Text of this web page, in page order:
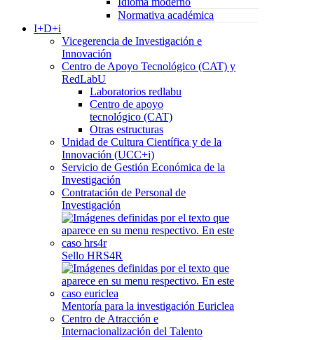
Normativa académica
I+D+i
Vicegerencia de Investigación e
Innovación
Centro de Apoyo Tecnológico (CAT) y
RedLabU
Laboratorios redlabu
Centro de apoyo
tecnológico (CAT)
Otras estructuras
Unidad de Cultura Científica y de la
Innovación (UCC+i)
Servicio de Gestión Económica de la
Investigación
Contratación de Personal de
Investigación
Sello HRS4R
Mentoría para la investigación Euriclea
Centro de Atracción e
Internacionalización del Talento